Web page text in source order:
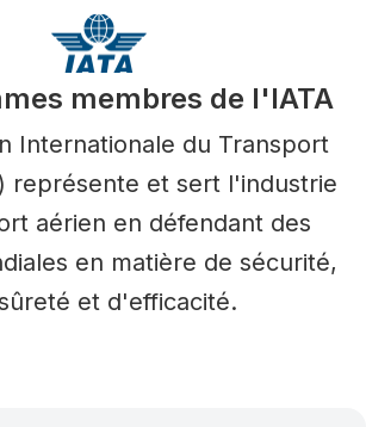
membres de l'IATA
Internationale du Transport
représente et sert l'industrie
aérien en défendant des
en matière de sécurité,
et d'efficacité.